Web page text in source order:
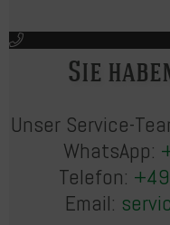
Sie
Unser Service-
WhatsApp:
Telefon:
Email: